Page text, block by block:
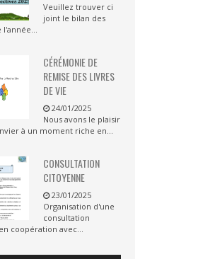
Veuillez trouver ci
joint le bilan des
CÉRÉMONIE DE
REMISE DES LIVRES
DE VIE
24/01/2025
Nous avons le plaisir
à un moment riche en...
CONSULTATION
CITOYENNE
23/01/2025
Organisation d'une
consultation
coopération avec...